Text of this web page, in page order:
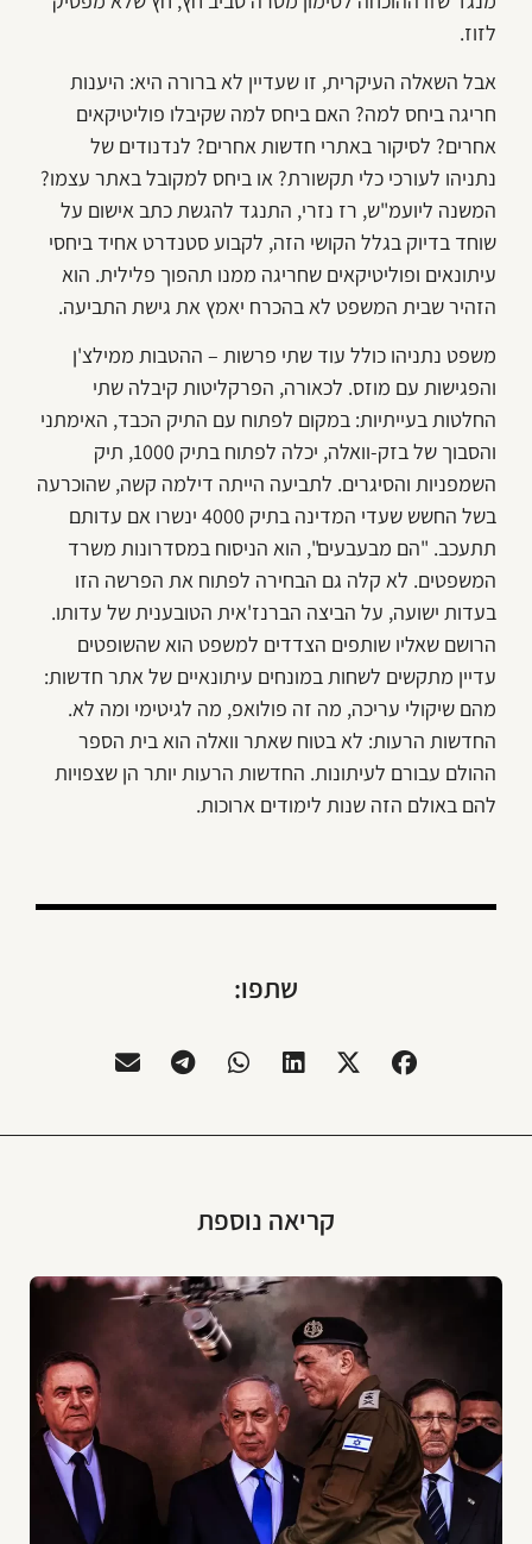
לזוז.
אבל השאלה העיקרית, זו שעדיין לא ברורה היא: היענות
חריגה ביחס למה? האם ביחס למה שקיבלו פוליטיקאים
אחרים? לסיקור באתרי חדשות אחרים? לנדנודים של
נתניהו לעורכי כלי תקשורת? או ביחס למקובל באתר עצמו?
המשנה ליועמ"ש, רז נזרי, התנגד להגשת כתב אישום על
שוחד בדיוק בגלל הקושי הזה, לקבוע סטנדרט אחיד ביחסי
עיתונאים ופוליטיקאים שחריגה ממנו תהפוך פלילית. הוא
הזהיר שבית המשפט לא בהכרח יאמץ את גישת התביעה.
משפט נתניהו כולל עוד שתי פרשות – ההטבות ממילצ'ן
והפגישות עם מוזס. לכאורה, הפרקליטות קיבלה שתי
החלטות בעייתיות: במקום לפתוח עם התיק הכבד, האימתני
והסבוך של בזק-וואלה, יכלה לפתוח בתיק 1000, תיק
השמפניות והסיגרים. לתביעה הייתה דילמה קשה, שהוכרעה
בשל החשש שעדי המדינה בתיק 4000 ינשרו אם עדותם
תתעכב. "הם מבעבעים", הוא הניסוח במסדרונות משרד
המשפטים. לא קלה גם הבחירה לפתוח את הפרשה הזו
בעדות ישועה, על הביצה הברנז'אית הטובענית של עדותו.
הרושם שאליו שותפים הצדדים למשפט הוא שהשופטים
עדיין מתקשים לשחות במונחים עיתונאיים של אתר חדשות:
מהם שיקולי עריכה, מה זה פולואפ, מה לגיטימי ומה לא.
החדשות הרעות: לא בטוח שאתר וואלה הוא בית הספר
ההולם עבורם לעיתונות. החדשות הרעות יותר הן שצפויות
להם באולם הזה שנות לימודים ארוכות.
שתפו:
קריאה נוספת